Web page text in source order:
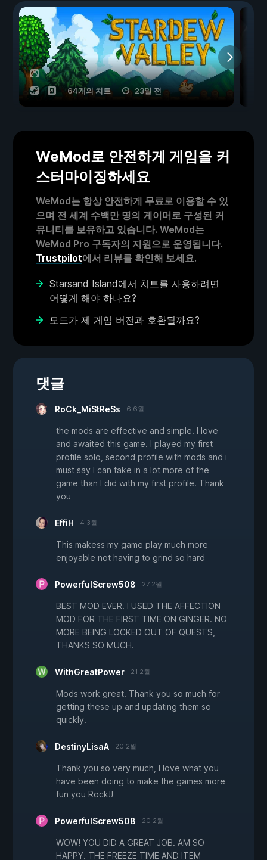
64개의 치트 23일 전
WeMod로 안전하게 게임을 커
스터마이징하세요
WeMod는 항상 안전하게 무료로 이용할 수 있
으며 전 세계 수백만 명의 게이머로 구성된 커
뮤니티를 보유하고 있습니다. WeMod는
WeMod Pro 구독자의 지원으로 운영됩니다.
Trustpilot에서 리뷰를 확인해 보세요.
Starsand Island에서 치트를 사용하려면
어떻게 해야 하나요?
모드가 제 게임 버전과 호환될까요?
댓글
RoCk_MiStReSs 6 6월
the mods are effective and simple. I love
and awaited this game. I played my first
profile solo, second profile with mods and i
must say I can take in a lot more of the
game than I did with my first profile. Thank
you
EffiH 4 3월
This makess my game play much more
enjoyable not having to grind so hard
PowerfulScrew508 27 2월
BEST MOD EVER. I USED THE AFFECTION
MOD FOR THE FIRST TIME ON GINGER. NO
MORE BEING LOCKED OUT OF QUESTS,
THANKS SO MUCH.
WithGreatPower 21 2월
Mods work great. Thank you so much for
getting these up and updating them so
quickly.
DestinyLisaA 20 2월
Thank you so very much, I love what you
have been doing to make the games more
fun you Rock!!
PowerfulScrew508 20 2월
WOW! YOU DID A GREAT JOB. AM SO
HAPPY. THE FREEZE TIME AND ITEM